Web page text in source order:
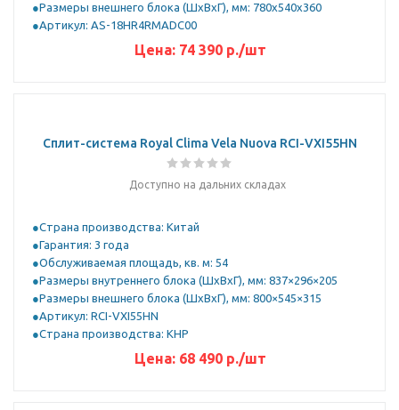
Размеры внешнего блока (ШхВхГ), мм: 780x540x360
Артикул: AS-18HR4RMADC00
Цена: 74 390р./шт
Сплит-система Royal Clima Vela Nuova RCI-VXI55HN
Доступно на дальних складах
Страна производства: Китай
Гарантия: 3 года
Обслуживаемая площадь, кв. м: 54
Размеры внутреннего блока (ШхВхГ), мм: 837×296×205
Размеры внешнего блока (ШхВхГ), мм: 800×545×315
Артикул: RCI-VXI55HN
Страна производства: КНР
Цена: 68 490р./шт